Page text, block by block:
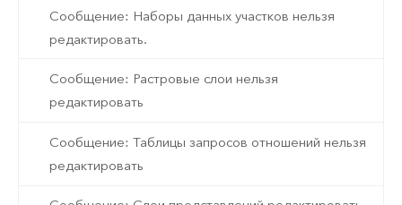
Сообщение: Наборы данных участков нельзя
редактировать.
Сообщение: Растровые слои нельзя
редактировать
Сообщение: Таблицы запросов отношений нельзя
редактировать